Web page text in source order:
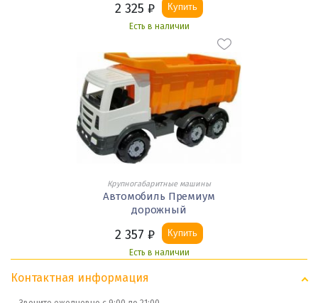
2 325 ₽ Купить
Есть в наличии
Крупногабаритные машины
Автомобиль Премиум
дорожный
2 357 ₽ Купить
Есть в наличии
Контактная информация